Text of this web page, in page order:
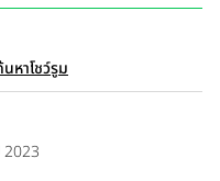
หาโชว์รูม
2023